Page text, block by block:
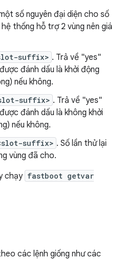
số nguyên đại diện cho số
thống hỗ trợ 2 vùng nên giá
suffix> . Trả về "yes"
đánh dấu là khởi động
nếu không.
suffix> . Trả về "yes"
đánh dấu là không khởi
nếu không.
suffix> . Số lần thử lại
vùng đã cho.
chạy fastboot getvar
các lệnh giống như các